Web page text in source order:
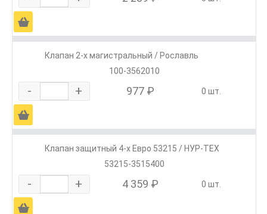
Ä
Клапан 2-х магистральный / Рославль
100-3562010
- + 977 ₽ 0 шт.
Ä
Клапан защитный 4-х Евро 53215 / НУР-ТЕХ
53215-3515400
- + 4 359 ₽ 0 шт.
Ä